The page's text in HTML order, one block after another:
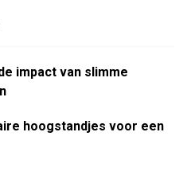
impact van slimme
hoogstandjes voor een